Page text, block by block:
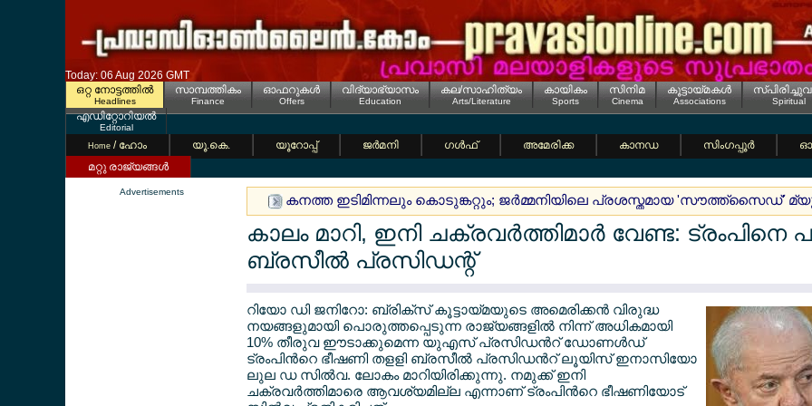
Today: 06 Aug 2026 GMT
ഒറ്റ നോട്ടത്തില്‍
Headlines
സാമ്പത്തികം
Finance
ഓഫറുകള്‍
Offers
വിദ്യാഭ്യാസം
Education
കല/സാഹിത്യം
Arts/Literature
കായികം
Sports
സിനിമ
Cinema
കൂട്ടായ്മകള്‍
Associations Spiritual
എഡിറ്റോറിയല്‍
Editorial
Home / ഹോം യൂ.കെ. യൂറോപ്പ് ജര്‍മനി ഗള്‍ഫ് അമേരിക്ക കാനഡ സിംഗപ്പൂര്‍
മറ്റു രാജ്യങ്ങള്‍
Advertisements
കനത്ത ഇടിമിന്നലും കൊടുങ്കറ്റും; ജര്‍മ്മനിയിലെ പ്രശസ്തമായ 'സൗത്ത്സൈഡ്'
കാലം മാറി, ഇനി ചക്രവര്‍ത്തിമാര്‍ വേണ്ട: ട്രംപിനെ
ബ്രസീല്‍ പ്രസിഡന്റ്
റിയോ ഡി ജനിറോ: ബ്രിക്സ് കൂട്ടായ്മയുടെ അമെരിക്കന്‍ വിരുദ്ധ
നയങ്ങളുമായി പൊരുത്തപ്പെടുന്ന രാജ്യങ്ങളില്‍ നിന്ന് അധികമായി
10% തീരുവ ഈടാക്കുമെന്ന യുഎസ് പ്രസിഡന്‍റ് ഡോണള്‍ഡ്
ട്രംപിന്‍റെ ഭീഷണി തളളി ബ്രസീല്‍ പ്രസിഡന്‍റ് ലൂയിസ് ഇനാസിയോ
ലുല ഡ സില്‍വ. ലോകം മാറിയിരിക്കുന്നു. നമുക്ക് ഇനി
ചക്രവര്‍ത്തിമാരെ ആവശ്യമില്ല എന്നാണ് ട്രംപിന്‍റെ ഭീഷണിയോട്